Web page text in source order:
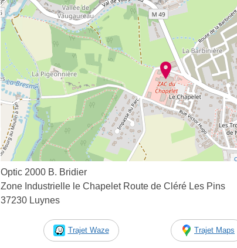
Optic 2000 B. Bridier
Zone Industrielle le Chapelet Route de Cléré Les Pins
37230 Luynes
Trajet Waze Trajet Maps